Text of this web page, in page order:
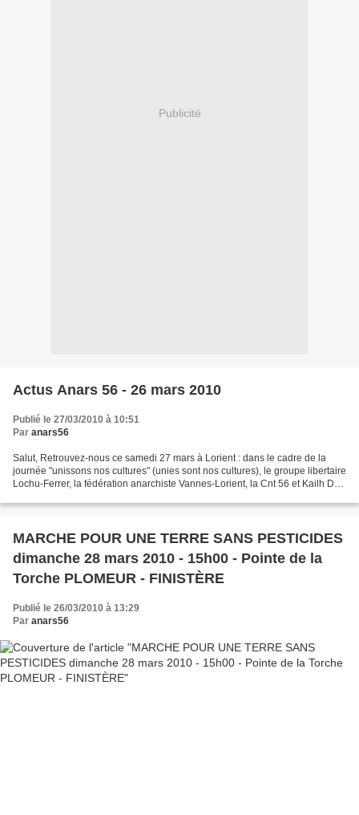
Publicité
Actus Anars 56 - 26 mars 2010
Publié le 27/03/2010 à 10:51
Par anars56
Salut, Retrouvez-nous ce samedi 27 mars à Lorient : dans le cadre de la
journée "unissons nos cultures" (unies sont nos cultures), le groupe libertaire
Lochu-Ferrer, la fédération anarchiste Vannes-Lorient, la Cnt 56 et Kailh Du
MARCHE POUR UNE TERRE SANS PESTICIDES
dimanche 28 mars 2010 - 15h00 - Pointe de la
Torche PLOMEUR - FINISTÈRE
Publié le 26/03/2010 à 13:29
Par anars56